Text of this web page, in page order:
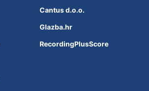
Cantus d.o.o.
Glazba.hr
RecordingPlusScore